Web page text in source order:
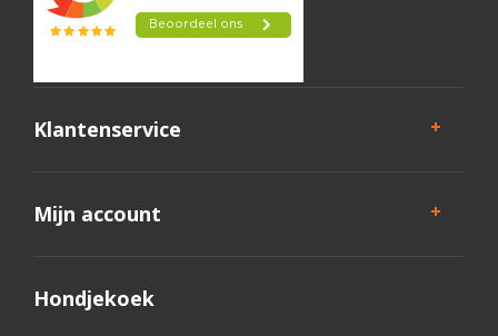
Klantenservice
Mijn account
Hondjekoek